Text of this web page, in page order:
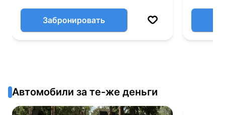
Забронировать
Автомобили за те-же деньги